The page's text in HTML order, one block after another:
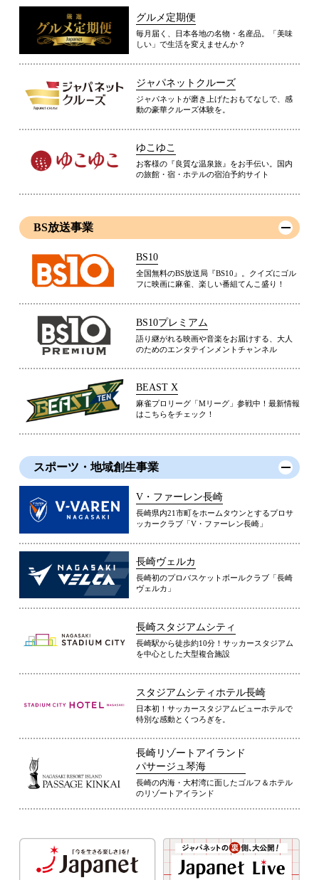
グルメ定期便
毎月届く、日本各地の名物・名産品。「美味
しい」で生活を変えませんか？
ジャパネットクルーズ
ジャパネットが磨き上げたおもてなしで、感
動の豪華クルーズ体験を。
ゆこゆこ
お客様の『良質な温泉旅』をお手伝い。国内
の旅館・宿・ホテルの宿泊予約サイト
BS放送事業
BS10
全国無料のBS放送局『BS10』。クイズにゴル
フに映画に麻雀、楽しい番組てんこ盛り！
BS10プレミアム
語り継がれる映画や音楽をお届けする、大人
のためのエンタテインメントチャンネル
BEAST X
麻雀プロリーグ「Mリーグ」参戦中！最新情報
はこちらをチェック！
スポーツ・地域創生事業
V・ファーレン長崎
長崎県内21市町をホームタウンとするプロサ
ッカークラブ「V・ファーレン長崎」
長崎ヴェルカ
長崎初のプロバスケットボールクラブ「長崎
ヴェルカ」
長崎スタジアムシティ
長崎駅から徒歩約10分！サッカースタジアム
を中心とした大型複合施設
スタジアムシティホテル長崎
日本初！サッカースタジアムビューホテルで
特別な感動とくつろぎを。
長崎リゾートアイランド
パサージュ琴海
長崎の内海・大村湾に面したゴルフ＆ホテル
のリゾートアイランド